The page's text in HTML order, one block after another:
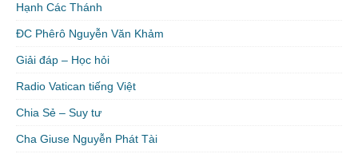
Hạnh Các Thánh
ĐC Phêrô Nguyễn Văn Khảm
Giải đáp – Học hỏi
Radio Vatican tiếng Việt
Chia Sẻ – Suy tư
Cha Giuse Nguyễn Phát Tài